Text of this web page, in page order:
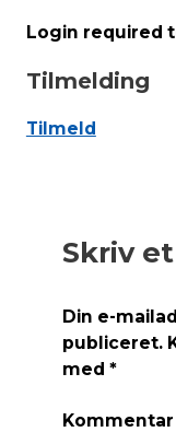
Login required
Tilmelding
Tilmeld
Skriv
Din e-
publiceret.
med*